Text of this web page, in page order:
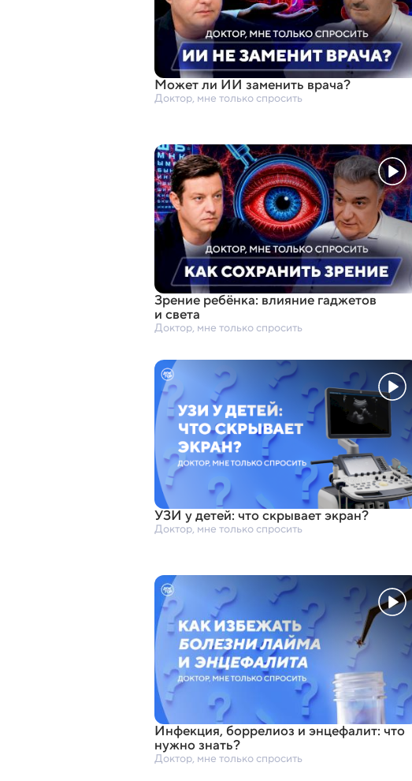
Может ли ИИ заменить врача?
Доктор, мне только спросить
Зрение ребёнка: влияние гаджетов
и света
Доктор, мне только спросить
УЗИ у детей: что скрывает экран?
Доктор, мне только спросить
Инфекция,боррелиоз и энцефалит: что
нужно знать?
Доктор, мне только спросить